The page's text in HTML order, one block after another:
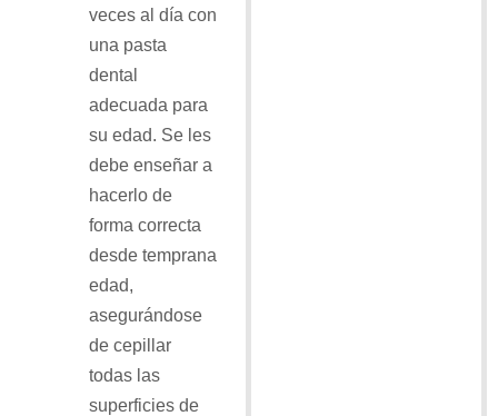
veces al día con
una pasta
dental
adecuada para
su edad. Se les
debe enseñar a
hacerlo de
forma correcta
desde temprana
edad,
asegurándose
de cepillar
todas las
superficies de